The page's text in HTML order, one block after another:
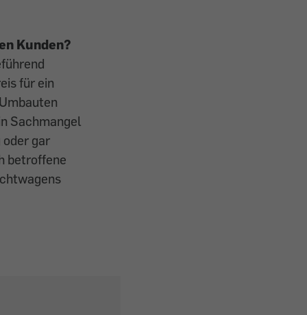
Kunden?
für ein
Sachmangel
gar
betroffene